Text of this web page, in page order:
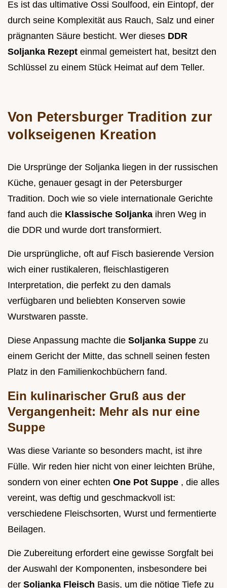
Es ist das ultimative Ossi Soulfood, ein Eintopf, der
durch seine Komplexität aus Rauch, Salz und einer
prägnanten Säure besticht. Wer dieses DDR
Soljanka Rezept einmal gemeistert hat, besitzt den
Schlüssel zu einem Stück Heimat auf dem Teller.
Von Petersburger Tradition zur
volkseigenen Kreation
Die Ursprünge der Soljanka liegen in der russischen
Küche, genauer gesagt in der Petersburger
Tradition. Doch wie so viele internationale Gerichte
fand auch die Klassische Soljanka ihren Weg in
die DDR und wurde dort transformiert.
Die ursprüngliche, oft auf Fisch basierende Version
wich einer rustikaleren, fleischlastigeren
Interpretation, die perfekt zu den damals
verfügbaren und beliebten Konserven sowie
Wurstwaren passte.
Diese Anpassung machte die Soljanka Suppe zu
einem Gericht der Mitte, das schnell seinen festen
Platz in den Familienkochbüchern fand.
Ein kulinarischer Gruß aus der
Vergangenheit: Mehr als nur eine
Suppe
Was diese Variante so besonders macht, ist ihre
Fülle. Wir reden hier nicht von einer leichten Brühe,
sondern von einer echten One Pot Suppe , die alles
vereint, was deftig und geschmackvoll ist:
verschiedene Fleischsorten, Wurst und fermentierte
Beilagen.
Die Zubereitung erfordert eine gewisse Sorgfalt bei
der Auswahl der Komponenten, insbesondere bei
der Soljanka Fleisch Basis, um die nötige Tiefe zu